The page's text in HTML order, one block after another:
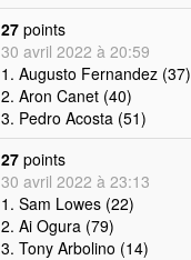
27 points
30 avril 2022 à 20:59
1. Augusto Fernandez (37)
2. Aron Canet (40)
3. Pedro Acosta (51)
27 points
30 avril 2022 à 23:13
1. Sam Lowes (22)
2. Ai Ogura (79)
3. Tony Arbolino (14)